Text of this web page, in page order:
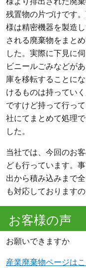
残置物の片づけです
様は精密機器を製造
される廃棄物をまと
した。実際に下見に
ビニールごみなどが
庫を移転することに
けるものは持ってい
ですけど持って行っ
社にてまとめて処理
した。
当社では、今回のお
ども行っています。
出から積み込みまで
も対応しております
お客様の声
お願いできますか
産業廃棄物ページは